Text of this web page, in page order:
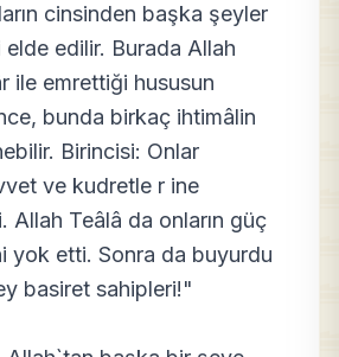
cinsinden başka şeyler
elde edilir. Burada Allah
ile emrettiği hususun
bunda birkaç ihtimâlin
Birincisi: Onlar
ve kudretle r ine
Allah Teâlâ da onların güç
yok etti. Sonra da buyurdu
basiret sahipleri!"